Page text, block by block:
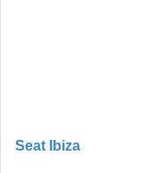
Seat Ibiza